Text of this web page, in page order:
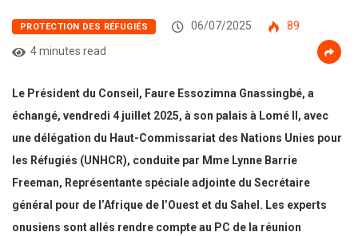
PROTECTION DES RÉFUGIÉS 06/07/2025
89
4 minutes read
Le Président du Conseil, Faure Essozimna Gnassingbé, a
échangé, vendredi 4 juillet 2025, à son palais à Lomé II, avec
une délégation du Haut-Commissariat des Nations Unies pour
les Réfugiés (UNHCR), conduite par Mme Lynne Barrie
Freeman, Représentante spéciale adjointe du Secrétaire
général pour de l’Afrique de l’Ouest et du Sahel. Les experts
onusiens sont allés rendre compte au PC de la réunion